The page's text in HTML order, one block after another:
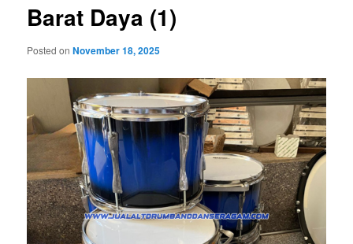
Barat Daya (1)
Posted onNovember 18, 2025